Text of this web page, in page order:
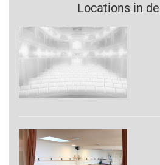
Locations in